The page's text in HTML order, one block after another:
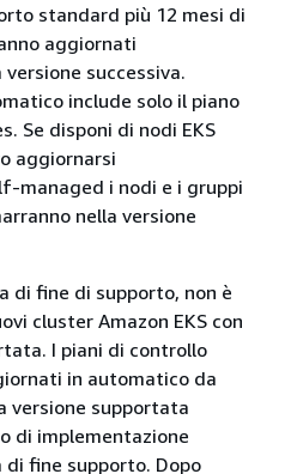
standard più 12 mesi di
aggiornati
successiva.
include solo il piano
Se disponi di nodi EKS
aggiornarsi
managed i nodi e i gruppi
nella versione
di fine di supporto, non è
cluster Amazon EKS con
I piani di controllo
in automatico da
versione supportata
di implementazione
fine supporto. Dopo